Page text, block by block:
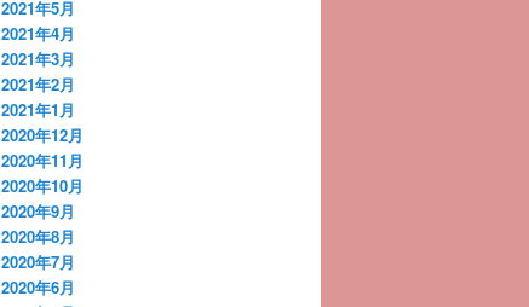
2021年5月
2021年4月
2021年3月
2021年2月
2021年1月
2020年12月
2020年11月
2020年10月
2020年9月
2020年8月
2020年7月
2020年6月